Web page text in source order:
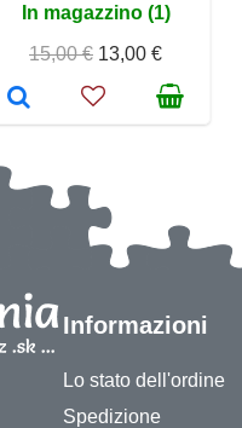
In magazzino (1)
15,00 € 13,00 €
Informazioni
Lo stato dell'ordine
Spedizione